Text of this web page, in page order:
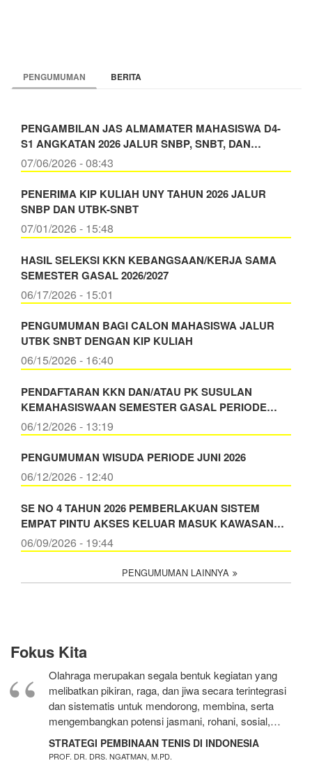
PENGUMUMAN BERITA
PENGAMBILAN JAS ALMAMATER MAHASISWA D4-
S1 ANGKATAN 2026 JALUR SNBP, SNBT, DAN…
07/06/2026 - 08:43
PENERIMA KIP KULIAH UNY TAHUN 2026 JALUR
SNBP DAN UTBK-SNBT
07/01/2026 - 15:48
HASIL SELEKSI KKN KEBANGSAAN/KERJA SAMA
SEMESTER GASAL 2026/2027
06/17/2026 - 15:01
PENGUMUMAN BAGI CALON MAHASISWA JALUR
UTBK SNBT DENGAN KIP KULIAH
06/15/2026 - 16:40
PENDAFTARAN KKN DAN/ATAU PK SUSULAN
KEMAHASISWAAN SEMESTER GASAL PERIODE…
06/12/2026 - 13:19
PENGUMUMAN WISUDA PERIODE JUNI 2026
06/12/2026 - 12:40
SE NO 4 TAHUN 2026 PEMBERLAKUAN SISTEM
EMPAT PINTU AKSES KELUAR MASUK KAWASAN…
06/09/2026 - 19:44
PENGUMUMAN LAINNYA
Fokus Kita
Olahraga merupakan segala bentuk kegiatan yang
melibatkan pikiran, raga, dan jiwa secara terintegrasi
dan sistematis untuk mendorong, membina, serta
mengembangkan potensi jasmani, rohani, sosial,…
STRATEGI PEMBINAAN TENIS DI INDONESIA
PROF. DR. DRS. NGATMAN, M.PD.